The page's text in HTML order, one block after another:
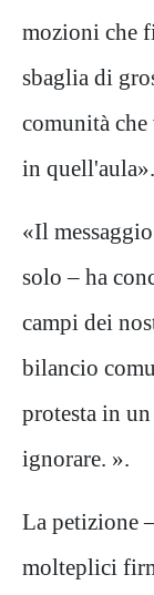
mozioni che
sbaglia di
comunità
in quell'aula».
«Il
solo – ha
campi dei
bilancio
protesta in
ignorare. ».
La petizione
molteplici